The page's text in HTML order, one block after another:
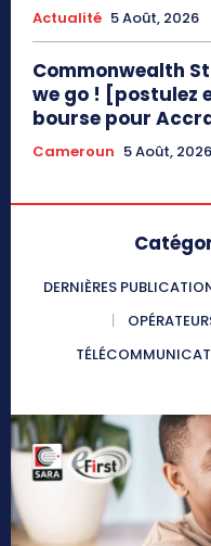
Actualité 5 Août, 2026
Commonwealth
we go ! [postulez
bourse pour
Cameroun 5 Août, 2026
DERNIÈRES